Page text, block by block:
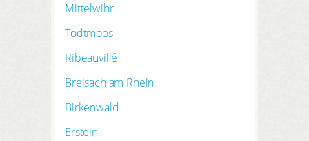
Mittelwihr
Todtmoos
Ribeauvillé
Breisach am Rhein
Birkenwald
Erstein